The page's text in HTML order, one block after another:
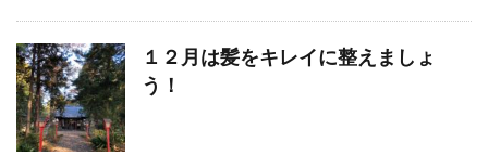
１２月は髪をキレイに整えましょ
う！